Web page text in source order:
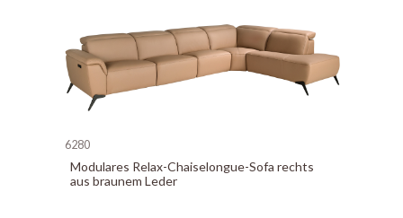
6280
Modulares Relax-Chaiselongue-Sofa rechts
aus braunem Leder